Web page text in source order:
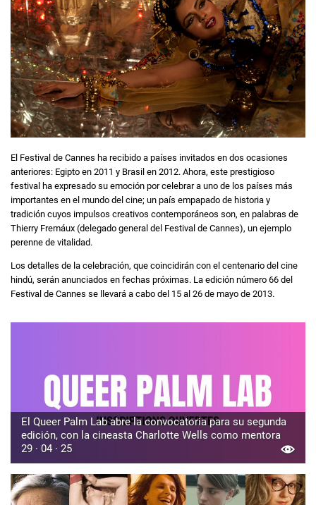
El Festival de Cannes ha recibido a países invitados en dos ocasiones
anteriores: Egipto en 2011 y Brasil en 2012. Ahora, este prestigioso
festival ha expresado su emoción por celebrar a uno de los países más
importantes en el mundo del cine; un país empapado de historia y
tradición cuyos impulsos creativos contemporáneos son, en palabras de
Thierry Fremáux (delegado general del Festival de Cannes), un ejemplo
perenne de vitalidad.
Los detalles de la celebración, que coincidirán con el centenario del cine
hindú, serán anunciados en fechas próximas. La edición número 66 del
Festival de Cannes se llevará a cabo del 15 al 26 de mayo de 2013.
El Queer Palm Lab abre la convocatoria para su segunda
edición, con la cineasta Charlotte Wells como mentora
29 · 04 · 25